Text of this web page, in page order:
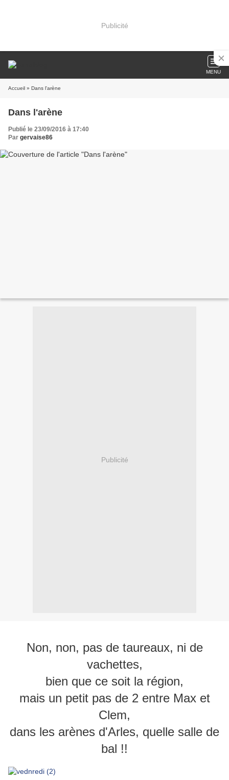
Publicité
MENU
Accueil » Dans l'arène
Dans l'arène
Publié le 23/09/2016 à 17:40
Par gervaise86
Publicité
Non, non, pas de taureaux, ni de
vachettes,
bien que ce soit la région,
mais un petit pas de 2 entre Max et
Clem,
dans les arènes d'Arles, quelle salle de
bal !!